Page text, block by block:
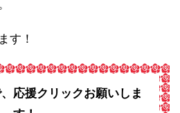
す！
応援クリックお願いしま